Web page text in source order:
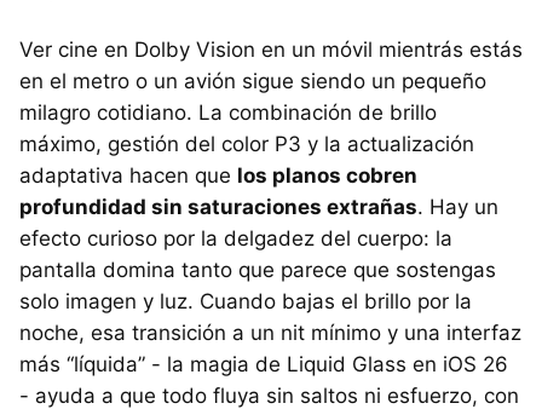
Ver cine en Dolby Vision en un móvil mientrás estás
en el metro o un avión sigue siendo un pequeño
milagro cotidiano. La combinación de brillo
máximo, gestión del color P3 y la actualización
adaptativa hacen que los planos cobren
profundidad sin saturaciones extrañas. Hay un
efecto curioso por la delgadez del cuerpo: la
pantalla domina tanto que parece que sostengas
solo imagen y luz. Cuando bajas el brillo por la
noche, esa transición a un nit mínimo y una interfaz
más “líquida” - la magia de Liquid Glass en iOS 26
- ayuda a que todo fluya sin saltos ni esfuerzo, con